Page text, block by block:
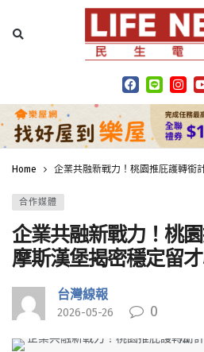
Home 企業共融新戰力！桃園推庇護轉銜
合作媒體
企業共融新戰力！桃
摩斯漢堡揭密穩定留
台灣線報
2026-05-26 0